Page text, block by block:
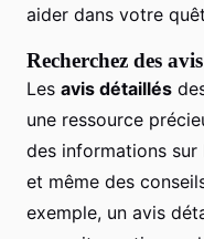
aider dans votre
Recherchez des
Les avis détaillés
une ressource
des informations
et même des
exemple, un avis